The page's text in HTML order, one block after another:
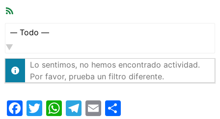
Mostrar:
Lo sentimos, no hemos encontrado actividad.
Por favor, prueba un filtro diferente.
Facebook
Twitter
WhatsApp
Telegram
Email